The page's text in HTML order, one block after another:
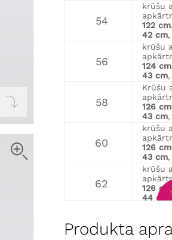
54
krūšu
122 cm
42 cm,
56
krūšu
124 cm
43 cm,
58
Krūšu
126 cm
43 cm,
60
krūšu
126 cm
43 cm,
62
krūšu
126 cm
44 cm
64
128 cm
Produkta